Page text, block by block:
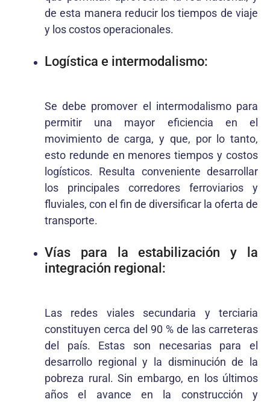
de esta manera reducir los tiempos de viaje
y los costos operacionales.
Logística e intermodalismo:
Se debe promover el intermodalismo para
permitir una mayor eficiencia en el
movimiento de carga, y que, por lo tanto,
esto redunde en menores tiempos y costos
logísticos. Resulta conveniente desarrollar
los principales corredores ferroviarios y
fluviales, con el fin de diversificar la oferta de
transporte.
Vías para la estabilización y la
integración regional:
Las redes viales secundaria y terciaria
constituyen cerca del 90 % de las carreteras
del país. Estas son necesarias para el
desarrollo regional y la disminución de la
pobreza rural. Sin embargo, en los últimos
años el avance en la construcción y